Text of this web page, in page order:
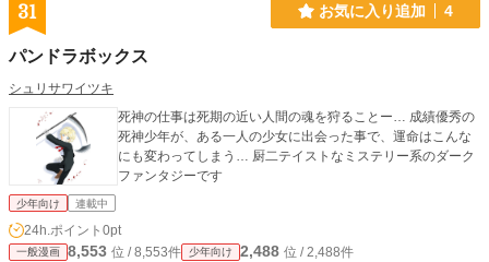
31 お気に入り追加 4
パンドラボックス
シュリサワイツキ
死神の仕事は死期の近い人間の魂を狩ることー… 成績優秀の
死神少年が、ある一人の少女に出会った事で、運命はこんな
にも変わってしまう… 厨二テイストなミステリー系のダーク
ファンタジーです
少年向け 連載中
24h.ポイント 0pt
一般漫画 8,553 位 / 8,553件 少年向け 2,488 位 / 2,488件